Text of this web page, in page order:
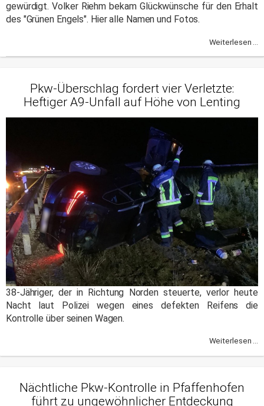
gewürdigt. Volker Riehm bekam Glückwünsche für den Erhalt
des "Grünen Engels". Hier alle Namen und Fotos.
Weiterlesen ...
Pkw-Überschlag fordert vier Verletzte:
Heftiger A9-Unfall auf Höhe von Lenting
38-Jähriger, der in Richtung Norden steuerte, verlor heute
Nacht laut Polizei wegen eines defekten Reifens die
Kontrolle über seinen Wagen.
Weiterlesen ...
Nächtliche Pkw-Kontrolle in Pfaffenhofen
führt zu ungewöhnlicher Entdeckung